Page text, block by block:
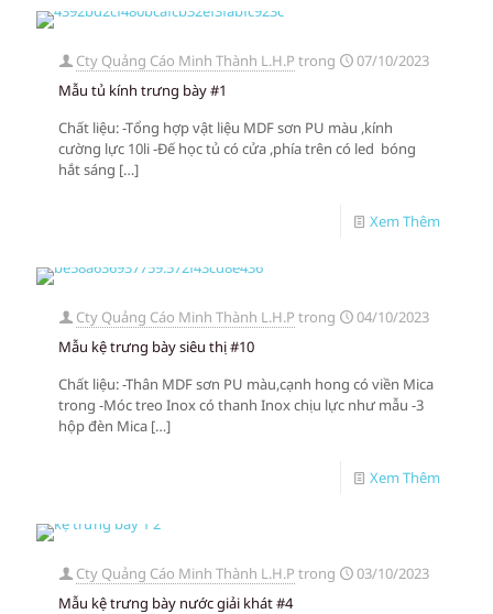
Cty Quảng Cáo Minh Thành L.H.P trong
07/10/2023
Mẫu tủ kính trưng bày #1
Chất liệu: -Tổng hợp vật liệu MDF sơn PU màu ,kính
cường lực 10li -Đế học tủ có cửa ,phía trên có led bóng
hắt sáng […]
Xem Thêm
Cty Quảng Cáo Minh Thành L.H.P trong
04/10/2023
Mẫu kệ trưng bày siêu thị #10
Chất liệu: -Thân MDF sơn PU màu,cạnh hong có viền Mica
trong -Móc treo Inox có thanh Inox chịu lực như mẫu -3
hộp đèn Mica […]
Xem Thêm
Cty Quảng Cáo Minh Thành L.H.P trong
03/10/2023
Mẫu kệ trưng bày nước giải khát #4